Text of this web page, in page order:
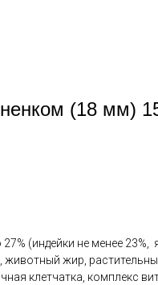
(18 мм)
(индейки не менее 23%,
животный жир,
клетчатка, комплекс